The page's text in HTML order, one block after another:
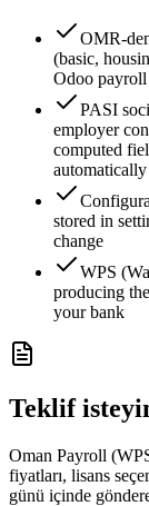
OMR-
(basic,
Odoo payroll
PASI
employer
computed
automatically
stored in
change
WPS
producing
your bank
Teklif
Oman Payroll
fiyatları, lisans
günü içinde